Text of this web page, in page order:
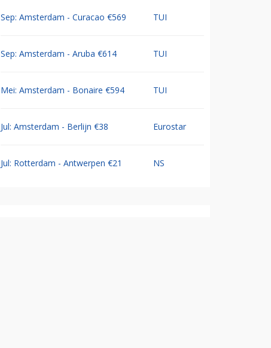
Sep: Amsterdam - Curacao €569 TUI
Sep: Amsterdam - Aruba €614 TUI
Mei: Amsterdam - Bonaire €594 TUI
Jul: Amsterdam - Berlijn €38 Eurostar
Jul: Rotterdam - Antwerpen €21 NS